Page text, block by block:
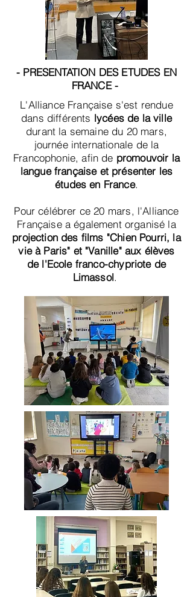
- PRESENTATION DES ETUDES EN
FRANCE -
L'Alliance Française s'est rendue
dans différents lycées de la ville
durant la semaine du 20 mars,
journée internationale de la
Francophonie, afin de promouvoir la
langue française et présenter les
études en France.
Pour célébrer ce 20 mars, l'Alliance
Française a également organisé la
projection des films "Chien Pourri, la
vie à Paris" et "Vanille" aux élèves
de l'Ecole franco-chypriote de
Limassol.